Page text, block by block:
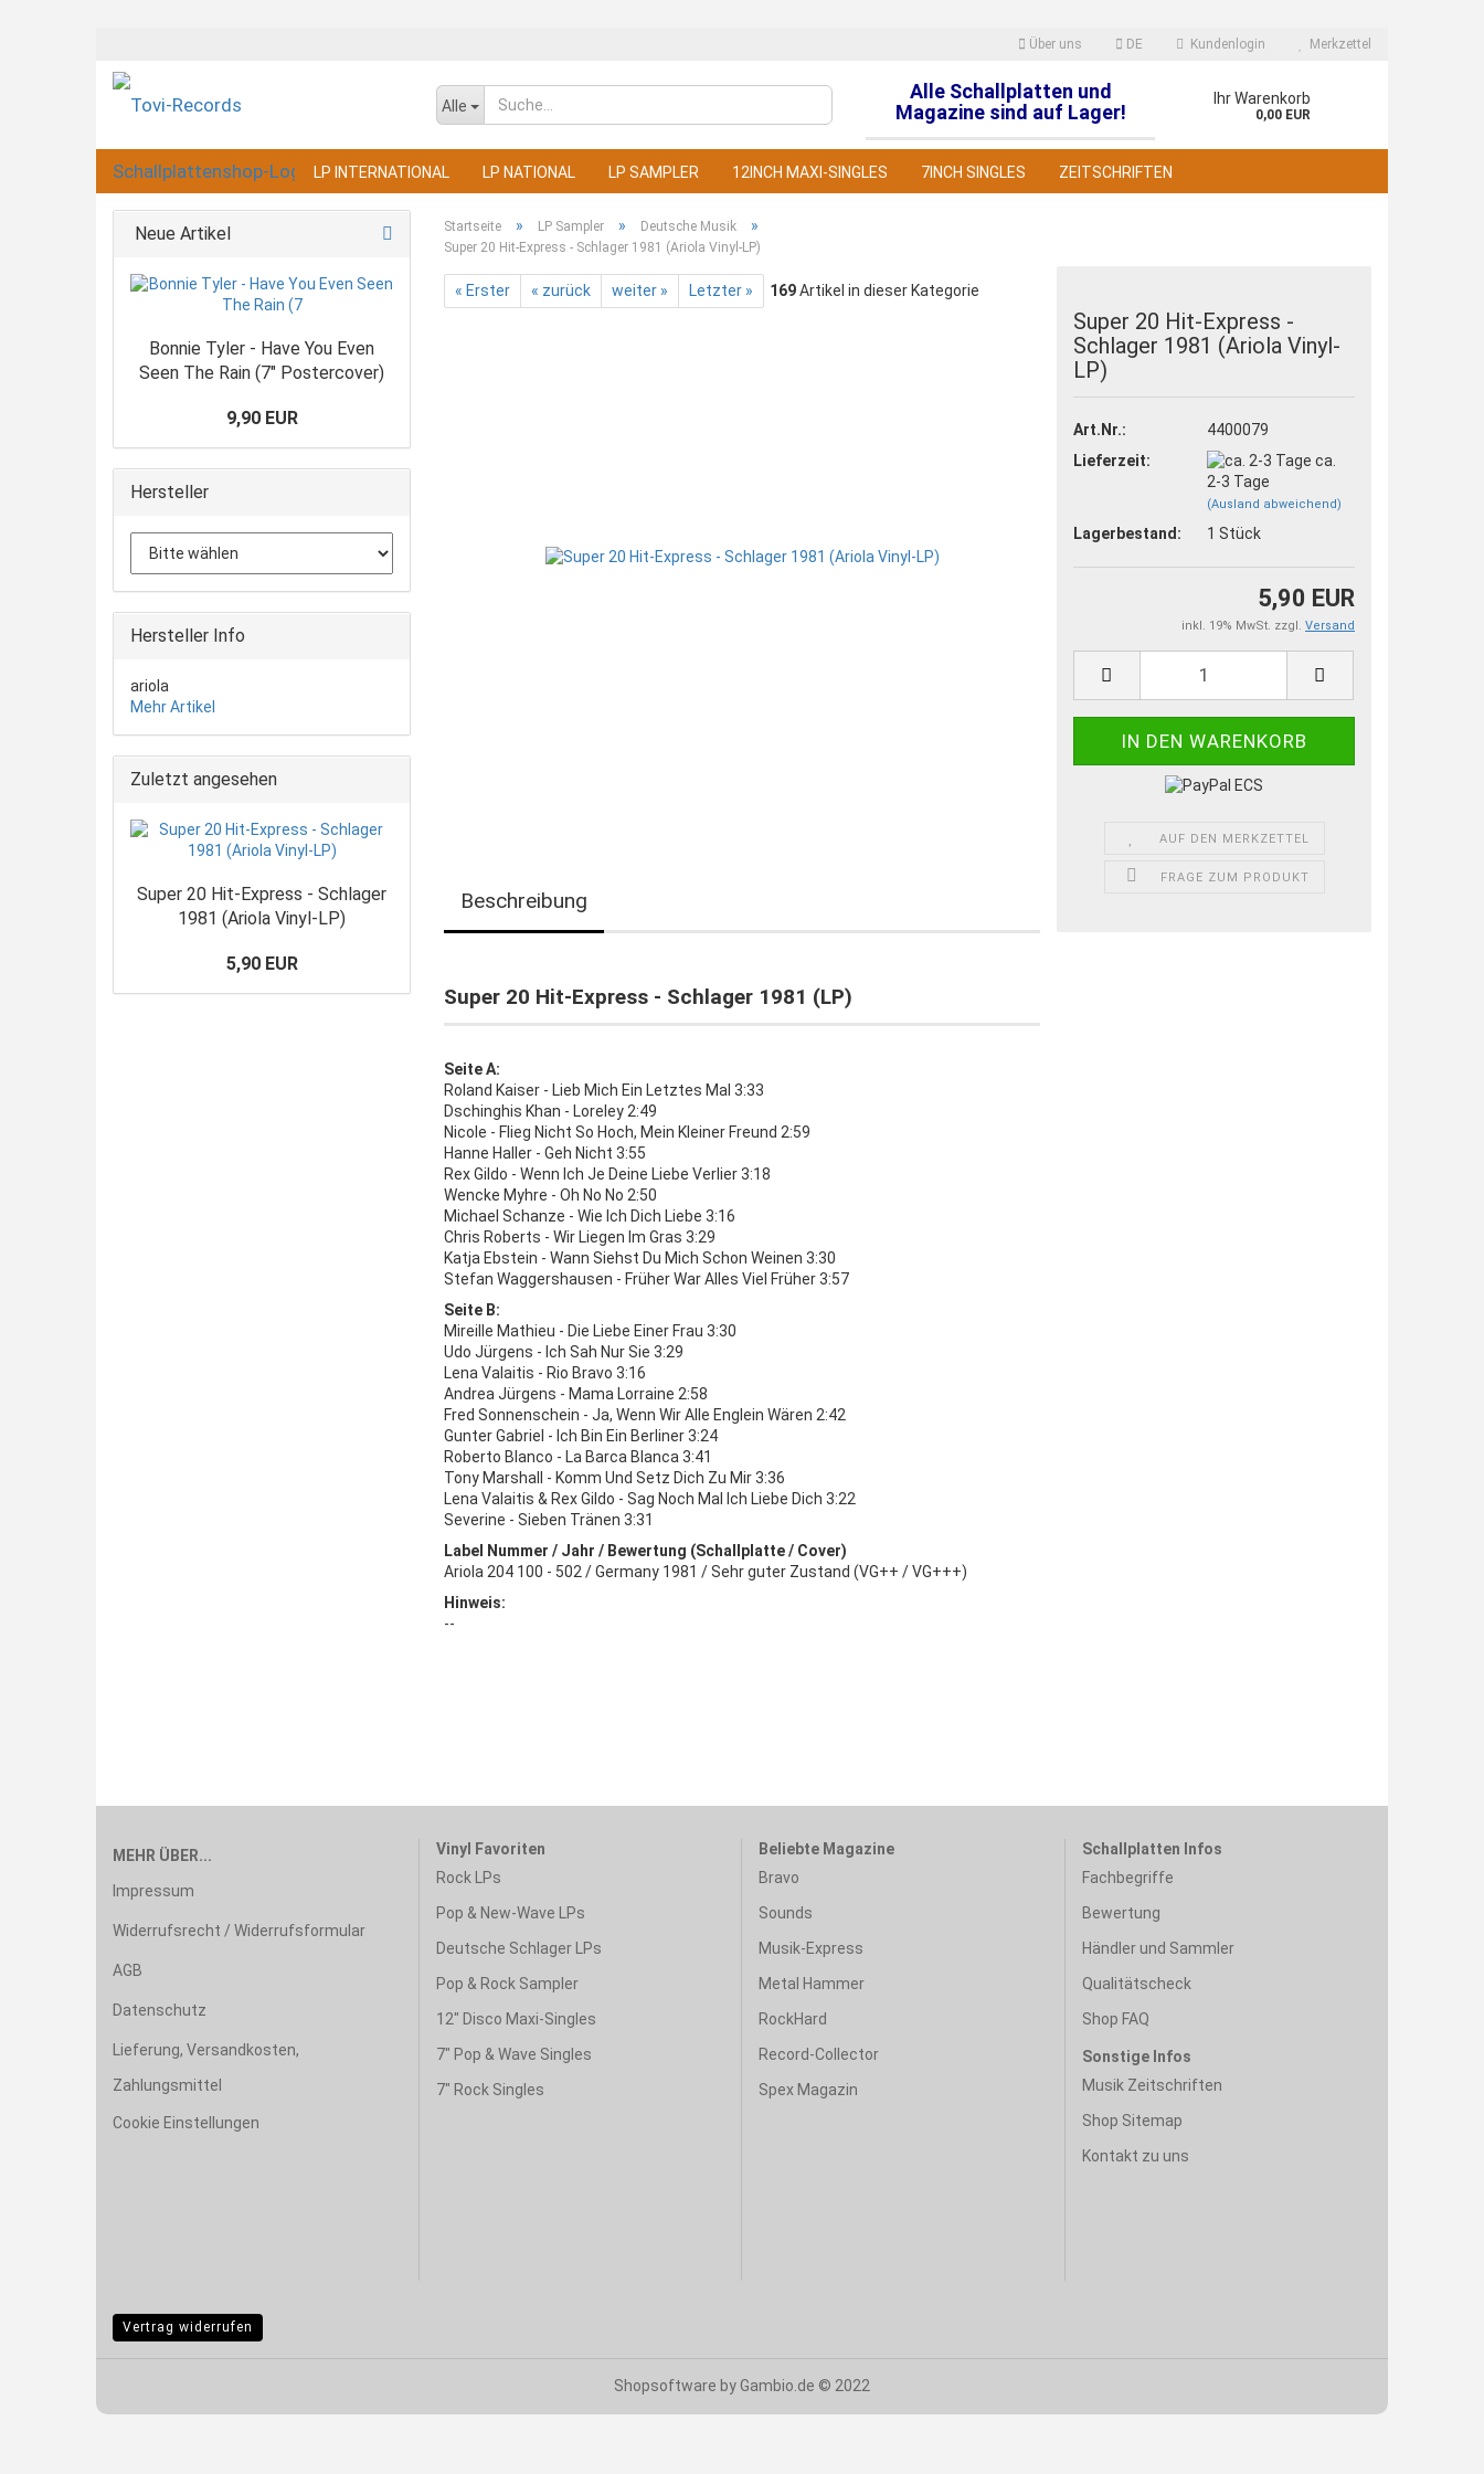
Über uns DE
Sprache auswählen
Kundenlogin
Passwort vergessen?
Merkzettel
Alle
Alle Schallplatten und
Magazine sind auf Lager!
Ihr Warenkorb
0,00 EUR
LP INTERNATIONAL LP NATIONAL LP SAMPLER 12INCH MAXI-SINGLES 7INCH SINGLES ZEITSCHRIFTEN
Startseite » LP Sampler » Deutsche Musik »
Super 20 Hit-Express - Schlager 1981 (Ariola Vinyl-LP)
« Erster « zurück weiter » Letzter » 169Artikel in dieser Kategorie
Super 20 Hit-Express -
Schlager 1981 (Ariola Vinyl-
LP)
Art.Nr.:
4400079
Lieferzeit:
ca.
2-3 Tage
(Ausland abweichend)
Lagerbestand: 1Stück
5,90 EUR
inkl. 19% MwSt. zzgl. Versand
AUF DEN MERKZETTEL
FRAGE ZUM PRODUKT
Beschreibung
Super 20 Hit-Express - Schlager 1981 (LP)
Seite A:
Roland Kaiser - Lieb Mich Ein Letztes Mal 3:33
Dschinghis Khan - Loreley 2:49
Nicole - Flieg Nicht So Hoch, Mein Kleiner Freund 2:59
Hanne Haller - Geh Nicht 3:55
Rex Gildo - Wenn Ich Je Deine Liebe Verlier 3:18
Wencke Myhre - Oh No No 2:50
Michael Schanze - Wie Ich Dich Liebe 3:16
Chris Roberts - Wir Liegen Im Gras 3:29
Katja Ebstein - Wann Siehst Du Mich Schon Weinen 3:30
Stefan Waggershausen - Früher War Alles Viel Früher 3:57
Seite B:
Mireille Mathieu - Die Liebe Einer Frau 3:30
Udo Jürgens - Ich Sah Nur Sie 3:29
Lena Valaitis - Rio Bravo 3:16
Andrea Jürgens - Mama Lorraine 2:58
Fred Sonnenschein - Ja, Wenn Wir Alle Englein Wären 2:42
Gunter Gabriel - Ich Bin Ein Berliner 3:24
Roberto Blanco - La Barca Blanca 3:41
Tony Marshall - Komm Und Setz Dich Zu Mir 3:36
Lena Valaitis & Rex Gildo - Sag Noch Mal Ich Liebe Dich 3:22
Severine - Sieben Tränen 3:31
Label Nummer / Jahr / Bewertung (Schallplatte / Cover)
Ariola 204 100 - 502 / Germany 1981 / Sehr guter Zustand (VG++ / VG+++)
Hinweis:
--
Neue Artikel
Bonnie Tyler - Have You Even
Seen The Rain (7" Postercover)
9,90 EUR
Hersteller
Hersteller Info
ariola
Mehr Artikel
Zuletzt angesehen
Super 20 Hit-Express - Schlager
1981 (Ariola Vinyl-LP)
5,90 EUR
MEHR ÜBER...
Impressum
Widerrufsrecht / Widerrufsformular
AGB
Datenschutz
Lieferung, Versandkosten,
Zahlungsmittel
Cookie Einstellungen
Vinyl Favoriten
Rock LPs
Pop & New-Wave LPs
Deutsche Schlager LPs
Pop & Rock Sampler
12" Disco Maxi-Singles
7" Pop & Wave Singles
7" Rock Singles
Beliebte Magazine
Bravo
Sounds
Musik-Express
Metal Hammer
RockHard
Record-Collector
Spex Magazin
Schallplatten Infos
Fachbegriffe
Bewertung
Händler und Sammler
Qualitätscheck
Shop FAQ
Sonstige Infos
Musik Zeitschriften
Shop Sitemap
Kontakt zu uns
Vertrag widerrufen
Shopsoftware by Gambio.de © 2022